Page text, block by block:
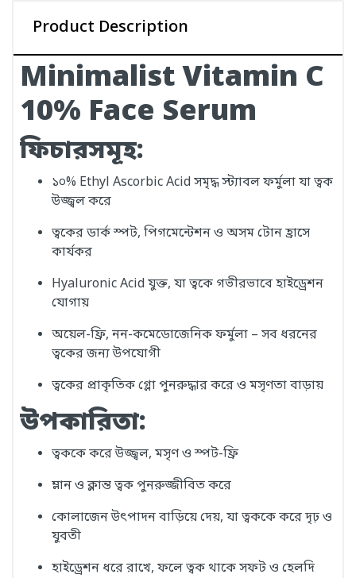
Product Description
Minimalist Vitamin C
10% Face Serum
ফিচারসমূহ:
১০% Ethyl Ascorbic Acid সমৃদ্ধ স্ট্যাবল ফর্মুলা যা ত্বক
উজ্জ্বল করে
ত্বকের ডার্ক স্পট, পিগমেন্টেশন ও অসম টোন হ্রাসে
কার্যকর
Hyaluronic Acid যুক্ত, যা ত্বকে গভীরভাবে হাইড্রেশন
যোগায়
অয়েল-ফ্রি, নন-কমেডোজেনিক ফর্মুলা – সব ধরনের
ত্বকের জন্য উপযোগী
ত্বকের প্রাকৃতিক গ্লো পুনরুদ্ধার করে ও মসৃণতা বাড়ায়
উপকারিতা:
ত্বককে করে উজ্জ্বল, মসৃণ ও স্পট-ফ্রি
ম্লান ও ক্লান্ত ত্বক পুনরুজ্জীবিত করে
কোলাজেন উৎপাদন বাড়িয়ে দেয়, যা ত্বককে করে দৃঢ় ও
যুবতী
হাইড্রেশন ধরে রাখে, ফলে ত্বক থাকে সফট ও হেলদি